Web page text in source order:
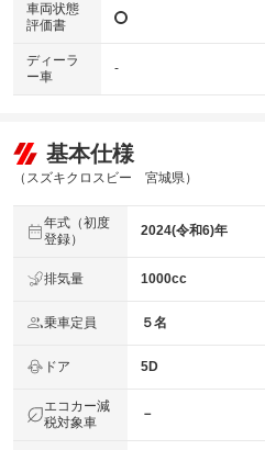
車両状態
評価書
ディーラ
ー車
-
基本仕様
（スズキクロスビー 宮城県）
年式（初度
登録）
2024(令和6)年
排気量 1000cc
乗車定員 ５名
ドア 5D
エコカー減
税対象車
－